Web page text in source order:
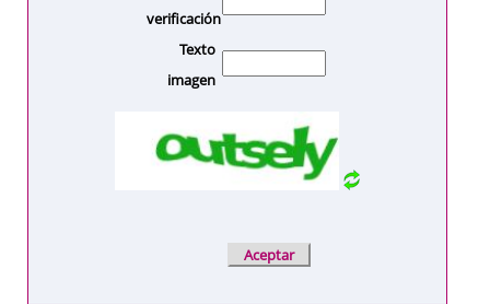
verificación
Texto
imagen